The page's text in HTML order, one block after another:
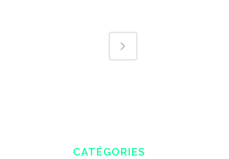
CATÉGORIES